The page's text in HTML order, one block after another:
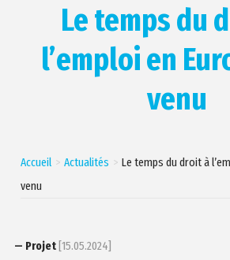
Le temps du
l’emploi en
venu
Accueil Actualités
Le temps du droit à
venu
— Projet[15.05.2024]